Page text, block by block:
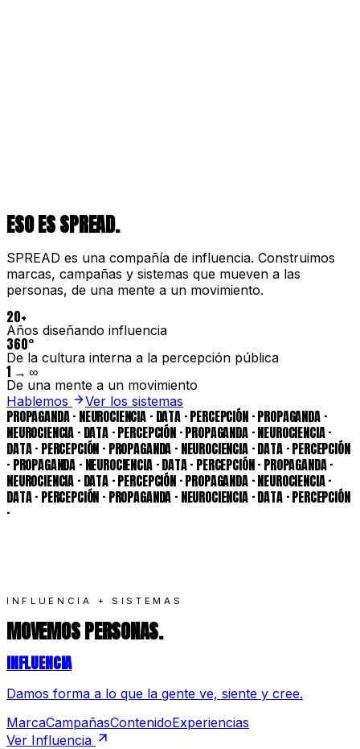
ESO ES SPREAD.
SPREAD es una compañía de influencia. Construimos
marcas, campañas y sistemas que mueven a las
personas, de una mente a un movimiento.
20+
Años diseñando influencia
360°
De la cultura interna a la percepción pública
1 → ∞
De una mente a un movimiento
Hablemos
Ver los sistemas
PROPAGANDA · NEUROCIENCIA · DATA · PERCEPCIÓN · PROPAGANDA ·
NEUROCIENCIA · DATA · PERCEPCIÓN · PROPAGANDA · NEUROCIENCIA ·
DATA · PERCEPCIÓN · PROPAGANDA · NEUROCIENCIA · DATA · PERCEPCIÓN
· PROPAGANDA · NEUROCIENCIA · DATA · PERCEPCIÓN · PROPAGANDA ·
NEUROCIENCIA · DATA · PERCEPCIÓN · PROPAGANDA · NEUROCIENCIA ·
DATA · PERCEPCIÓN · PROPAGANDA · NEUROCIENCIA · DATA · PERCEPCIÓN
·
INFLUENCIA + SISTEMAS
MOVEMOS PERSONAS.
INFLUENCIA
Damos forma a lo que la gente ve, siente y cree.
MarcaCampañasContenidoExperiencias
Ver Influencia